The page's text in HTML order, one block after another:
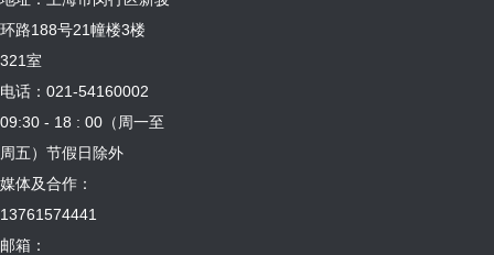
环路188号21幢楼3楼
321室
电话：021-54160002
09:30 - 18 : 00（周一至
周五）节假日除外
媒体及合作：
13761574441
邮箱：